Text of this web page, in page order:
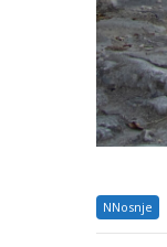
NNosnje